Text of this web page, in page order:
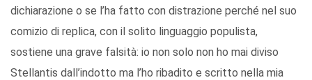
dichiarazione o se l’ha fatto con distrazione perché nel suo
comizio di replica, con il solito linguaggio populista,
sostiene una grave falsità: io non solo non ho mai diviso
Stellantis dall’indotto ma l’ho ribadito e scritto nella mia